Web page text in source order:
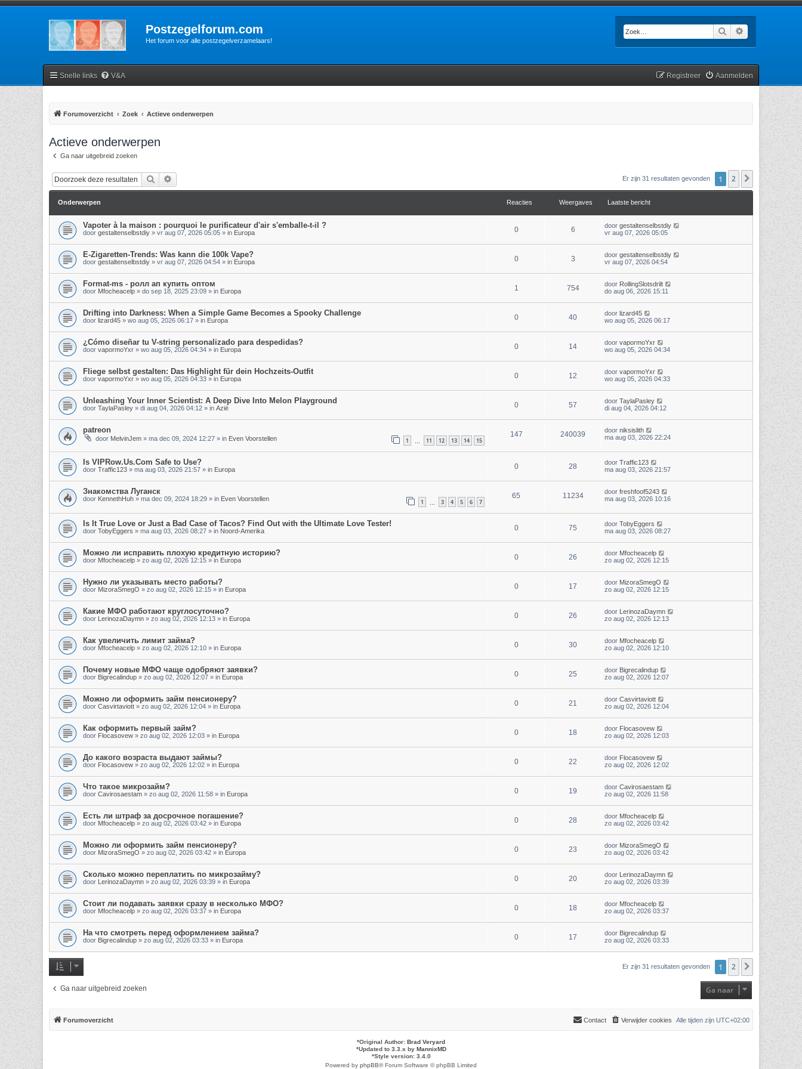
Postzegelforum.com
Het forum voor alle postzegelverzamelaars!
Zoek
Snelle links V&A Aanmelden
Registreer
Forumoverzicht Zoek Actieve onderwerpen
Actieve onderwerpen
Ga naar uitgebreid zoeken
Zoek Er zijn 31 resultaten gevonden 1 2 Volgende
Onderwerpen Reacties Weergaves Laatste bericht
Vapoter à la maison : pourquoi le purificateur d'air s'emballe-t-il ?
door gestaltenselbstdiy » vr aug 07, 2026 05:05 » in Europa 0 6 door gestaltenselbstdiy
vr aug 07, 2026 05:05
E-Zigaretten-Trends: Was kann die 100k Vape?
door gestaltenselbstdiy » vr aug 07, 2026 04:54 » in Europa 0 3 door gestaltenselbstdiy
vr aug 07, 2026 04:54
Format-ms - ролл ап купить оптом
door Mfocheacelp » do sep 18, 2025 23:09 » in Europa 1 754 door RollingSlotsdrilt
do aug 06, 2026 15:11
Drifting into Darkness: When a Simple Game Becomes a Spooky Challenge
door lizard45 » wo aug 05, 2026 06:17 » in Europa 0 40 door lizard45
wo aug 05, 2026 06:17
¿Cómo diseñar tu V-string personalizado para despedidas?
door vapormoYxr » wo aug 05, 2026 04:34 » in Europa 0 14 door vapormoYxr
wo aug 05, 2026 04:34
Fliege selbst gestalten: Das Highlight für dein Hochzeits-Outfit
door vapormoYxr » wo aug 05, 2026 04:33 » in Europa 0 12 door vapormoYxr
wo aug 05, 2026 04:33
Unleashing Your Inner Scientist: A Deep Dive Into Melon Playground
door TaylaPasley » di aug 04, 2026 04:12 » in Azië 0 57 door TaylaPasley
di aug 04, 2026 04:12
patreon
door MelvinJem » ma dec 09, 2024 12:27 » in Even Voorstellen 1 11 12 13 14 15
147 240039 door niksislith
ma aug 03, 2026 22:24
Is VIPRow.Us.Com Safe to Use?
door Traffic123 » ma aug 03, 2026 21:57 » in Europa 0 28 door Traffic123
ma aug 03, 2026 21:57
Знакомства Луганск
door KennethHuh » ma dec 09, 2024 18:29 » in Even Voorstellen 1 3 4 5 6 7
65 11234 door freshfoof5243
ma aug 03, 2026 10:16
Is It True Love or Just a Bad Case of Tacos? Find Out with the Ultimate Love Tester!
door TobyEggers » ma aug 03, 2026 08:27 » in Noord-Amerika 0 75 door TobyEggers
ma aug 03, 2026 08:27
Можно ли исправить плохую кредитную историю?
door Mfocheacelp » zo aug 02, 2026 12:15 » in Europa 0 26 door Mfocheacelp
zo aug 02, 2026 12:15
Нужно ли указывать место работы?
door MizoraSmegO » zo aug 02, 2026 12:15 » in Europa 0 17 door MizoraSmegO
zo aug 02, 2026 12:15
Какие МФО работают круглосуточно?
door LerinozaDaymn » zo aug 02, 2026 12:13 » in Europa 0 26 door LerinozaDaymn
zo aug 02, 2026 12:13
Как увеличить лимит займа?
door Mfocheacelp » zo aug 02, 2026 12:10 » in Europa 0 30 door Mfocheacelp
zo aug 02, 2026 12:10
Почему новые МФО чаще одобряют заявки?
door Bigrecalindup » zo aug 02, 2026 12:07 » in Europa 0 25 door Bigrecalindup
zo aug 02, 2026 12:07
Можно ли оформить займ пенсионеру?
door Casvirtaviott » zo aug 02, 2026 12:04 » in Europa 0 21 door Casvirtaviott
zo aug 02, 2026 12:04
Как оформить первый займ?
door Flocasovew » zo aug 02, 2026 12:03 » in Europa 0 18 door Flocasovew
zo aug 02, 2026 12:03
До какого возраста выдают займы?
door Flocasovew » zo aug 02, 2026 12:02 » in Europa 0 22 door Flocasovew
zo aug 02, 2026 12:02
Что такое микрозайм?
door Cavirosaestam » zo aug 02, 2026 11:58 » in Europa 0 19 door Cavirosaestam
zo aug 02, 2026 11:58
Есть ли штраф за досрочное погашение?
door Mfocheacelp » zo aug 02, 2026 03:42 » in Europa 0 28 door Mfocheacelp
zo aug 02, 2026 03:42
Можно ли оформить займ пенсионеру?
door MizoraSmegO » zo aug 02, 2026 03:42 » in Europa 0 23 door MizoraSmegO
zo aug 02, 2026 03:42
Сколько можно переплатить по микрозайму?
door LerinozaDaymn » zo aug 02, 2026 03:39 » in Europa 0 20 door LerinozaDaymn
zo aug 02, 2026 03:39
Стоит ли подавать заявки сразу в несколько МФО?
door Mfocheacelp » zo aug 02, 2026 03:37 » in Europa 0 18 door Mfocheacelp
zo aug 02, 2026 03:37
На что смотреть перед оформлением займа?
door Bigrecalindup » zo aug 02, 2026 03:33 » in Europa 0 17 door Bigrecalindup
zo aug 02, 2026 03:33
Er zijn 31 resultaten gevonden 1 2 Volgende
Ga naar uitgebreid zoeken Ga naar
Forumoverzicht Alle tijden zijn UTC+02:00
Verwijder cookies
Contact
*Original Author: Brad Veryard
*Updated to 3.3.x by MannixMD
*Style version: 3.4.0
Powered by phpBB® Forum Software © phpBB Limited